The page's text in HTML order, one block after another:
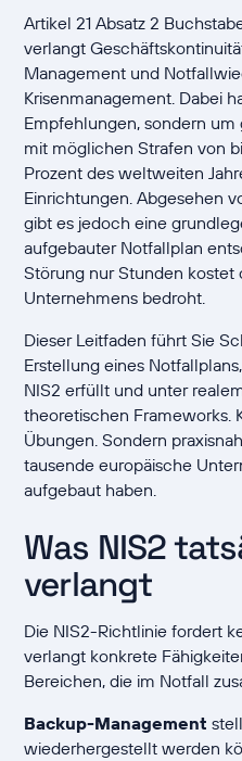
Artikel 21 Absatz 2
verlangt
Management und
Krisenmanagement. Dabei
Empfehlungen, sondern
mit möglichen Strafen von
Prozent des weltweiten
Einrichtungen. Abgesehen
gibt es jedoch eine
aufgebauter Notfallplan
Störung nur Stunden kostet
Unternehmens bedroht.
Dieser Leitfaden führt Sie
Erstellung eines
NIS2 erfüllt und unter
theoretischen Frameworks.
Übungen. Sondern
tausende europäische
aufgebaut haben.
Was NIS2
verlangt
Die NIS2-Richtlinie fordert
verlangt konkrete
Bereichen, die im Notfall
Backup-Management
wiederhergestellt werden